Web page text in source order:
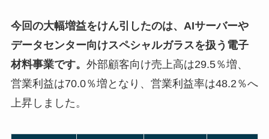
今回の大幅増益をけん引したのは、AIサーバーや
データセンター向けスペシャルガラスを扱う電子
材料事業です。 外部顧客向け売上高は29.5％増、
営業利益は70.0％増となり、営業利益率は48.2％へ
上昇しました。